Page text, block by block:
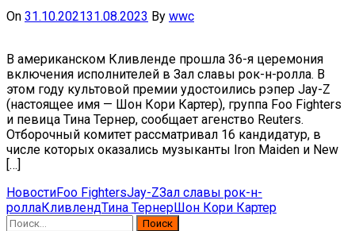
On 31.10.202131.08.2023 By wwc
В американском Кливленде прошла 36-я церемония
включения исполнителей в Зал славы рок-н-ролла. В
этом году культовой премии удостоились рэпер Jay-Z
(настоящее имя — Шон Кори Картер), группа Foo Fighters
и певица Тина Тернер, сообщает агенство Reuters.
Отборочный комитет рассматривал 16 кандидатур, в
числе которых оказались музыканты Iron Maiden и New
[…]
НовостиFoo FightersJay-ZЗал славы рок-н-
роллаКливлендТина ТернерШон Кори Картер
Найти: